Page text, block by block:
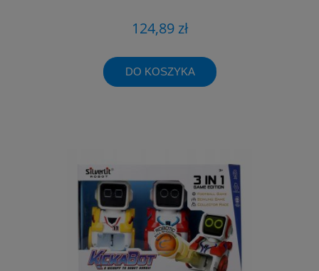
124,89 zł
DO KOSZYKA